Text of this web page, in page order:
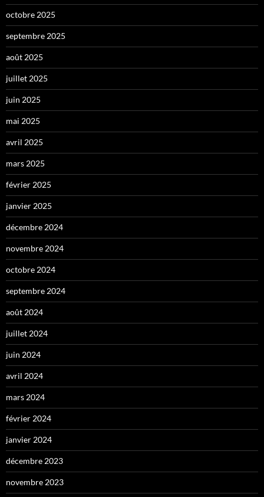
octobre 2025
septembre 2025
août 2025
juillet 2025
juin 2025
mai 2025
avril 2025
mars 2025
février 2025
janvier 2025
décembre 2024
novembre 2024
octobre 2024
septembre 2024
août 2024
juillet 2024
juin 2024
avril 2024
mars 2024
février 2024
janvier 2024
décembre 2023
novembre 2023